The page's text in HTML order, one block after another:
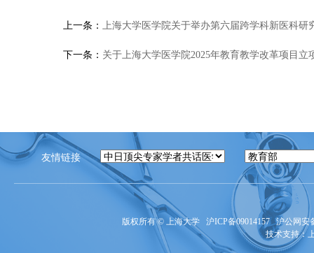
上一条： 上海大学医学院关于举办第六届跨学科新医科研
下一条： 关于上海大学医学院2025年教育教学改革项目立
友情链接
版权所有 © 上海大学 沪ICP备09014157 沪公网安
技术支持：